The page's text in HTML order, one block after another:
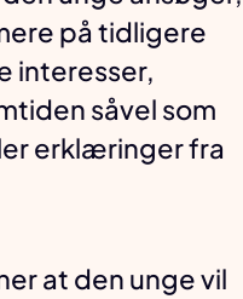
på tidligere
interesser,
såvel som
erklæringer fra
at den unge vil